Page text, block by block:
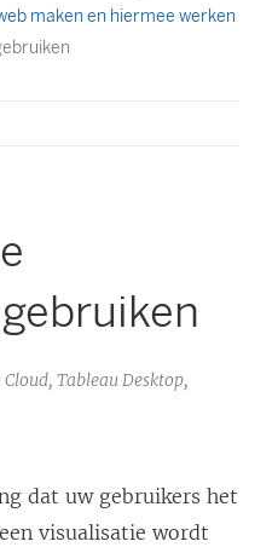
maken en hiermee werken
Tableau Desktop,
dat uw gebruikers het
visualisatie wordt